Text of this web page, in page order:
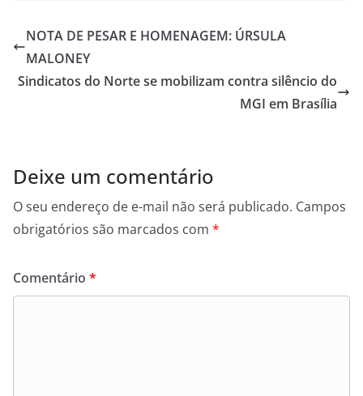
NOTA DE PESAR E HOMENAGEM: ÚRSULA
MALONEY
Sindicatos do Norte se mobilizam contra silêncio do
MGI em Brasília
Deixe um comentário
O seu endereço de e-mail não será publicado. Campos
obrigatórios são marcados com *
Comentário *